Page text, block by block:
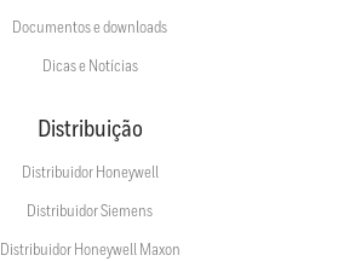
Documentos e downloads
Dicas e Notícias
Distribuição
Distribuidor Honeywell
Distribuidor Siemens
Distribuidor Honeywell Maxon